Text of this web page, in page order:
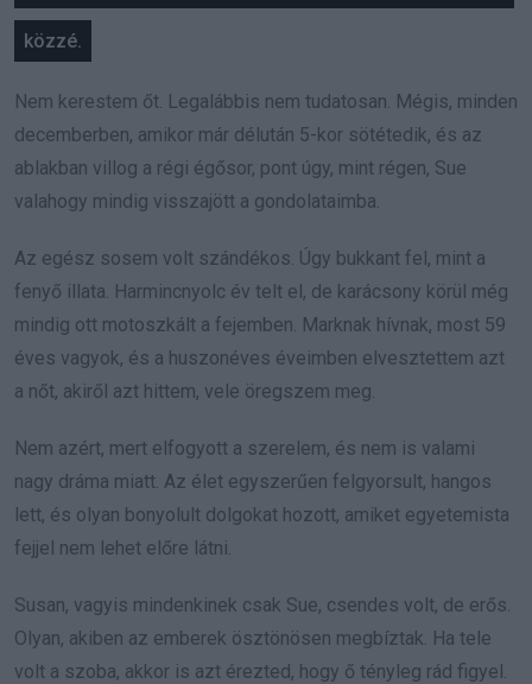
közzé.
Nem kerestem őt. Legalábbis nem tudatosan. Mégis, minden
decemberben, amikor már délután 5-kor sötétedik, és az
ablakban villog a régi égősor, pont úgy, mint régen, Sue
valahogy mindig visszajött a gondolataimba.
Az egész sosem volt szándékos. Úgy bukkant fel, mint a
fenyő illata. Harmincnyolc év telt el, de karácsony körül még
mindig ott motoszkált a fejemben. Marknak hívnak, most 59
éves vagyok, és a huszonéves éveimben elvesztettem azt
a nőt, akiről azt hittem, vele öregszem meg.
Nem azért, mert elfogyott a szerelem, és nem is valami
nagy dráma miatt. Az élet egyszerűen felgyorsult, hangos
lett, és olyan bonyolult dolgokat hozott, amiket egyetemista
fejjel nem lehet előre látni.
Susan, vagyis mindenkinek csak Sue, csendes volt, de erős.
Olyan, akiben az emberek ösztönösen megbíztak. Ha tele
volt a szoba, akkor is azt érezted, hogy ő tényleg rád figyel.